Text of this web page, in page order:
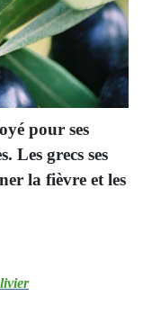
pour ses
Les grecs ses
la fièvre et les